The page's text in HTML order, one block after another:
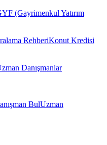
(Gayrimenkul Yatırım
RehberiKonut Kredisi
Danışmanlar
BulUzman